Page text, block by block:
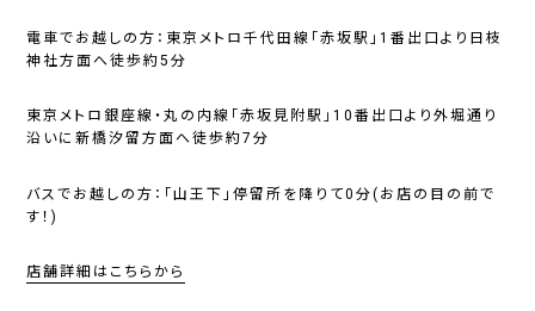
電車でお越しの方 ：東京メトロ千代田線「赤坂駅」1番出口より日枝
神社方面へ徒歩約5分
東京メトロ銀座線・丸の内線「赤坂見附駅」10番出口より外堀通り
沿いに新橋汐留方面へ徒歩約7分
バスでお越しの方 ：「山王下」停留所を降りて0分(お店の目の前で
す！)
店舗詳細はこちらから